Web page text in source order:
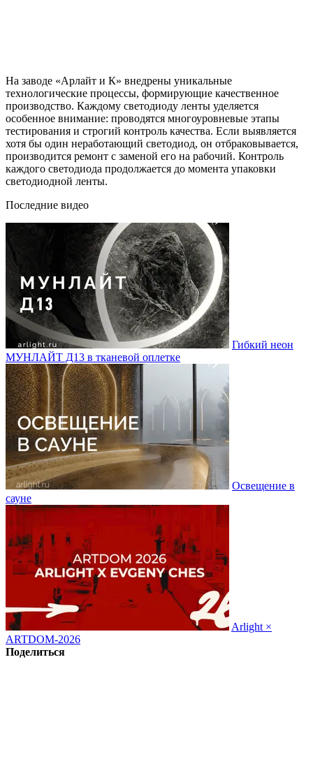
На заводе «Арлайт и К» внедрены уникальные
технологические процессы, формирующие качественное
производство. Каждому светодиоду ленты уделяется
особенное внимание: проводятся многоуровневые этапы
тестирования и строгий контроль качества. Если выявляется
хотя бы один неработающий светодиод, он отбраковывается,
производится ремонт с заменой его на рабочий. Контроль
каждого светодиода продолжается до момента упаковки
светодиодной ленты.
Последние видео
Гибкий неон
МУНЛАЙТ Д13 в тканевой оплетке
Освещение в
сауне
Arlight ×
ARTDOM-2026
Поделиться